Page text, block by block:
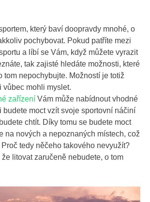
který baví doopravdy mnohé, o
pochybovat. Pokud patříte mezi
a líbí se Vám, když můžete vyrazit
tak zajisté hledáte možnosti, které
tom nepochybujte. Možností je totiž
vůbec mohli myslet.
zařízení Vám může nabídnout vhodné
budete moct vzít svoje sportovní náčiní
chtít. Díky tomu se budete moct
na nových a nepoznaných místech, což
tedy něčeho takového nevyužít?
litovat zaručeně nebudete, o tom